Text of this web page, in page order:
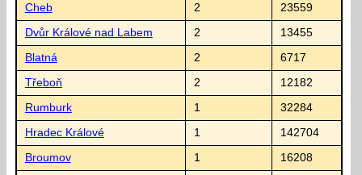
Cheb 2 23559
Dvůr Králové nad Labem 2 13455
Blatná 2 6717
Třeboň 2 12182
Rumburk 1 32284
Hradec Králové 1 142704
Broumov 1 16208